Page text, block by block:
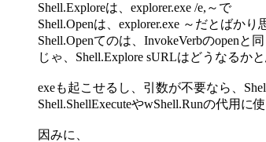
Shell.Exploreは、explorer.exe /e,～で
Shell.Openは、explorer.exe ～だとばかり
Shell.Openてのは、InvokeVerbのopenと
じゃ、Shell.Explore sURLはどうなるか
exeも起こせるし、引数が不要なら、
Shell.ShellExecuteやwShell.Runの代用に
因みに、